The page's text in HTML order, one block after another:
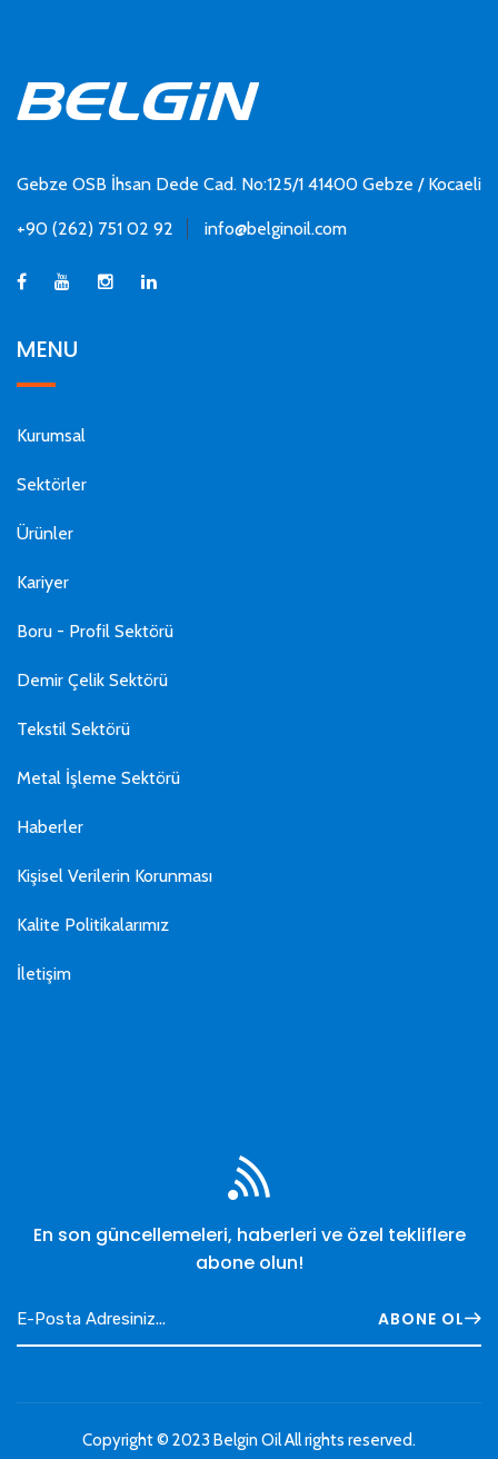
Gebze OSB İhsan Dede Cad. No:125/1 41400 Gebze / Kocaeli
+90 (262) 751 02 92 info@belginoil.com
MENU
Kurumsal
Sektörler
Ürünler
Kariyer
Boru - Profil Sektörü
Demir Çelik Sektörü
Tekstil Sektörü
Metal İşleme Sektörü
Haberler
Kişisel Verilerin Korunması
Kalite Politikalarımız
İletişim
En son güncellemeleri, haberleri ve özel tekliflere
abone olun!
ABONE OL
Copyright © 2023 Belgin OilAll rights reserved.